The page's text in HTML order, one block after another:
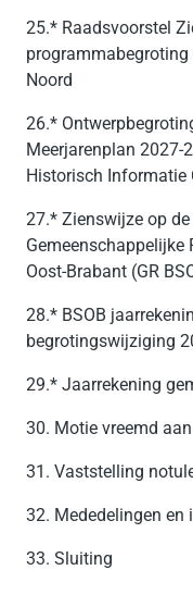
25.* Raadsvoorstel
Noord
26.*
Meerjarenplan 2027-
Historisch Informatie
27.* Zienswijze op
Gemeenschappelijke
Oost-Brabant (GR
28.* BSOB
begrotingswijziging
29.* Jaarrekening
30. Motie vreemd
31. Vaststelling
32. Mededelingen en
33. Sluiting